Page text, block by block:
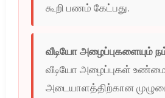
கூறி பணம் கேட்பது.
வீடியோ அழைப்புகளையும்
வீடியோ அழைப்புகள்
அடையாளத்திற்கான